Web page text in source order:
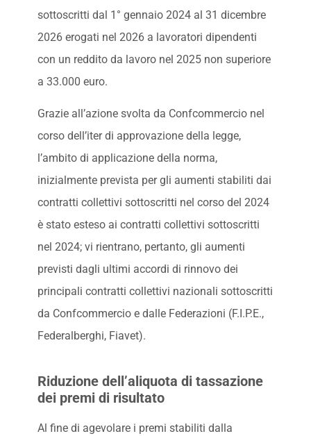
sottoscritti dal 1° gennaio 2024 al 31 dicembre
2026 erogati nel 2026 a lavoratori dipendenti
con un reddito da lavoro nel 2025 non superiore
a 33.000 euro.
Grazie all’azione svolta da Confcommercio nel
corso dell’iter di approvazione della legge,
l’ambito di applicazione della norma,
inizialmente prevista per gli aumenti stabiliti dai
contratti collettivi sottoscritti nel corso del 2024
è stato esteso ai contratti collettivi sottoscritti
nel 2024; vi rientrano, pertanto, gli aumenti
previsti dagli ultimi accordi di rinnovo dei
principali contratti collettivi nazionali sottoscritti
da Confcommercio e dalle Federazioni (F.I.P.E.,
Federalberghi, Fiavet).
Riduzione dell’aliquota di tassazione
dei premi di risultato
Al fine di agevolare i premi stabiliti dalla